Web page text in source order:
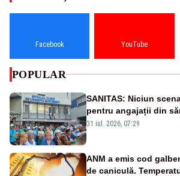
Facebook YouTube
POPULAR
SANITAS: Niciun
pentru angajații din
Legii salarizării
31 iul. 2026, 07:29
ANM a emis cod
de caniculă.